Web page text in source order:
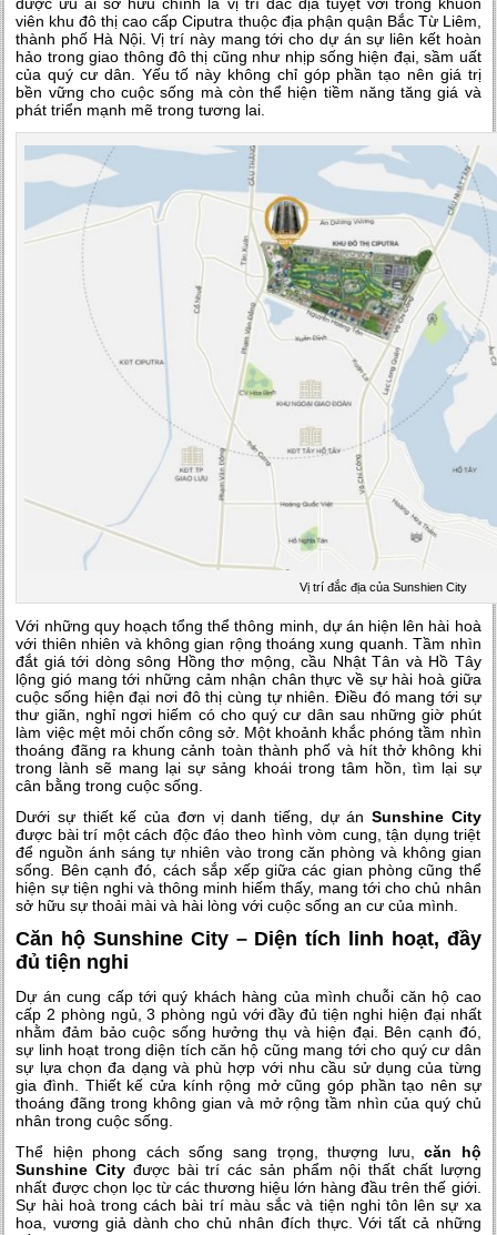
được ưu ái sở hữu chính là vị trí đắc địa tuyệt vời trong khuôn
viên khu đô thị cao cấp Ciputra thuộc địa phận quận Bắc Từ Liêm,
thành phố Hà Nội. Vị trí này mang tới cho dự án sự liên kết hoàn
hảo trong giao thông đô thị cũng như nhịp sống hiện đại, sầm uất
của quý cư dân. Yếu tố này không chỉ góp phần tạo nên giá trị
bền vững cho cuộc sống mà còn thể hiện tiềm năng tăng giá và
phát triển mạnh mẽ trong tương lai.
Vị trí đắc địa của Sunshien City
Với những quy hoạch tổng thể thông minh, dự án hiện lên hài hoà
với thiên nhiên và không gian rộng thoáng xung quanh. Tầm nhìn
đắt giá tới dòng sông Hồng thơ mộng, cầu Nhật Tân và Hồ Tây
lộng gió mang tới những cảm nhận chân thực về sự hài hoà giữa
cuộc sống hiện đại nơi đô thị cùng tự nhiên. Điều đó mang tới sự
thư giãn, nghỉ ngơi hiếm có cho quý cư dân sau những giờ phút
làm việc mệt mỏi chốn công sở. Một khoảnh khắc phóng tầm nhìn
thoáng đãng ra khung cảnh toàn thành phố và hít thở không khi
trong lành sẽ mang lại sự sảng khoái trong tâm hồn, tìm lại sự
cân bằng trong cuộc sống.
Dưới sự thiết kế của đơn vị danh tiếng, dự án Sunshine City
được bài trí một cách độc đáo theo hình vòm cung, tận dụng triệt
để nguồn ánh sáng tự nhiên vào trong căn phòng và không gian
sống. Bên cạnh đó, cách sắp xếp giữa các gian phòng cũng thể
hiện sự tiện nghi và thông minh hiếm thấy, mang tới cho chủ nhân
sở hữu sự thoải mài và hài lòng với cuộc sống an cư của mình.
Căn hộ Sunshine City – Diện tích linh hoạt, đầy
đủ tiện nghi
Dự án cung cấp tới quý khách hàng của mình chuỗi căn hộ cao
cấp 2 phòng ngủ, 3 phòng ngủ với đầy đủ tiện nghi hiện đại nhất
nhằm đảm bảo cuộc sống hưởng thụ và hiện đại. Bên cạnh đó,
sự linh hoạt trong diện tích căn hộ cũng mang tới cho quý cư dân
sự lựa chọn đa dạng và phù hợp với nhu cầu sử dụng của từng
gia đình. Thiết kế cửa kính rộng mở cũng góp phần tạo nên sự
thoáng đãng trong không gian và mở rộng tầm nhìn của quý chủ
nhân trong cuộc sống.
Thể hiện phong cách sống sang trọng, thượng lưu,căn hộ
Sunshine City được bài trí các sản phẩm nội thất chất lượng
nhất được chọn lọc từ các thương hiệu lớn hàng đầu trên thế giới.
Sự hài hoà trong cách bài trí màu sắc và tiện nghi tôn lên sự xa
hoa, vương giả dành cho chủ nhân đích thực. Với tất cả những